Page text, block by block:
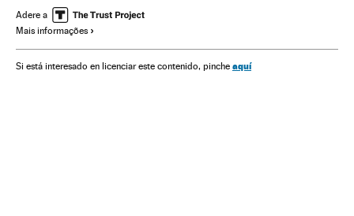
América do Sul América
Adere a
Mais informações
Si está interesado en licenciar este contenido, pinche aquí